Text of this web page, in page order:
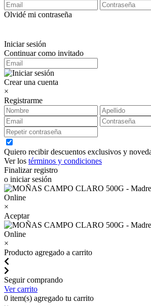
Olvidé mi contraseña
Iniciar sesión
Continuar como invitado
Crear una cuenta
×
Registrarme
Quiero recibir descuentos exclusivos y
Ver los términos y condiciones
Finalizar registro
o iniciar sesión
×
Aceptar
×
Producto agregado a carrito
Seguir comprando
Ver carrito
0 item(s) agregado tu carrito